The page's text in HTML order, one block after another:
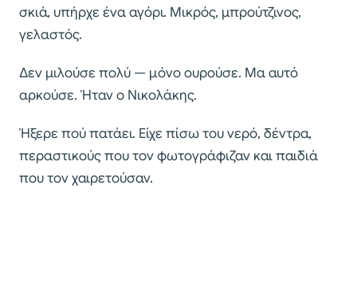
σκιά, υπήρχε ένα αγόρι. Μικρός, μπρούτζινος,
γελαστός.
Δεν μιλούσε πολύ — μόνο ουρούσε. Μα αυτό
αρκούσε. Ήταν ο Νικολάκης.
Ήξερε πού πατάει. Είχε πίσω του νερό, δέντρα,
περαστικούς που τον φωτογράφιζαν και παιδιά
που τον χαιρετούσαν.